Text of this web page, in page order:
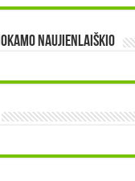
naujienlaiškio